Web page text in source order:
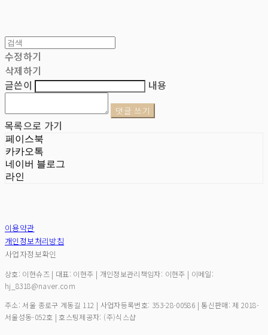
수정하기
삭제하기
글쓴이
내용
댓글 쓰기
목록으로 가기
페이스북
카카오톡
네이버 블로그
라인
이용약관
개인정보처리방침
사업자정보확인
상호: 이현슈즈 | 대표: 이현주 | 개인정보관리책임자: 이현주 | 이메일:
hj_8318@naver.com
주소: 서울 종로구 계동길 112 | 사업자등록번호: 353-28-00586 | 통신판매:제 2018-
서울성동-052호 | 호스팅제공자: (주)식스샵